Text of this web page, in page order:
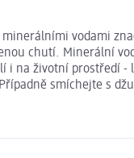
minerálními vodami
chutí. Minerální
i na životní prostředí
smíchejte s